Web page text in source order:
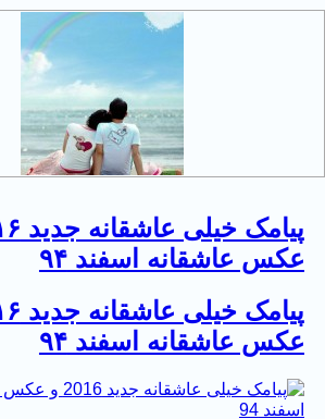
عکس عاشقانه اسفند ۹۴
عکس عاشقانه اسفند ۹۴